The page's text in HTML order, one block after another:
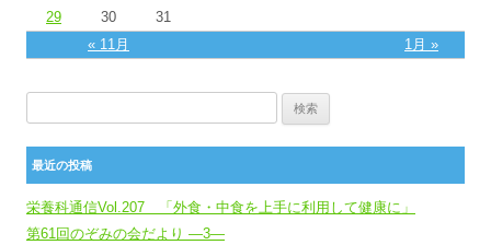
« 11月 1月 »
29
30 31
最近の投稿
栄養科通信Vol.207 「外食・中食を上手に利用して健康に」
第61回のぞみの会だより ―3―